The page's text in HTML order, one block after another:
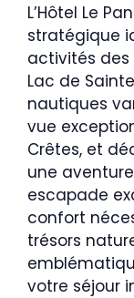
L’Hôtel Le
stratégique
activités des
Lac de
nautiques
vue
Crêtes, et
une
escapade
confort
trésors
votre séjour